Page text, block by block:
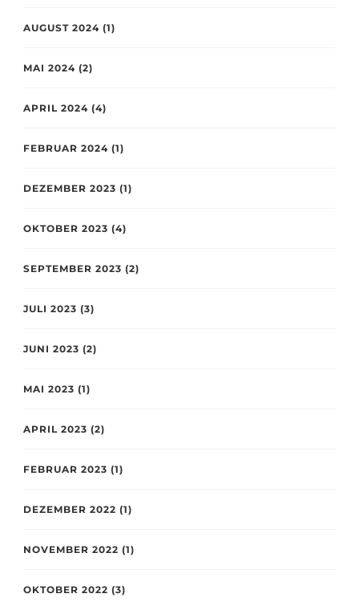
AUGUST 2024 (1)
MAI 2024 (2)
APRIL 2024 (4)
FEBRUAR 2024 (1)
DEZEMBER 2023 (1)
OKTOBER 2023 (4)
SEPTEMBER 2023 (2)
JULI 2023 (3)
JUNI 2023 (2)
MAI 2023 (1)
APRIL 2023 (2)
FEBRUAR 2023 (1)
DEZEMBER 2022 (1)
NOVEMBER 2022 (1)
OKTOBER 2022 (3)